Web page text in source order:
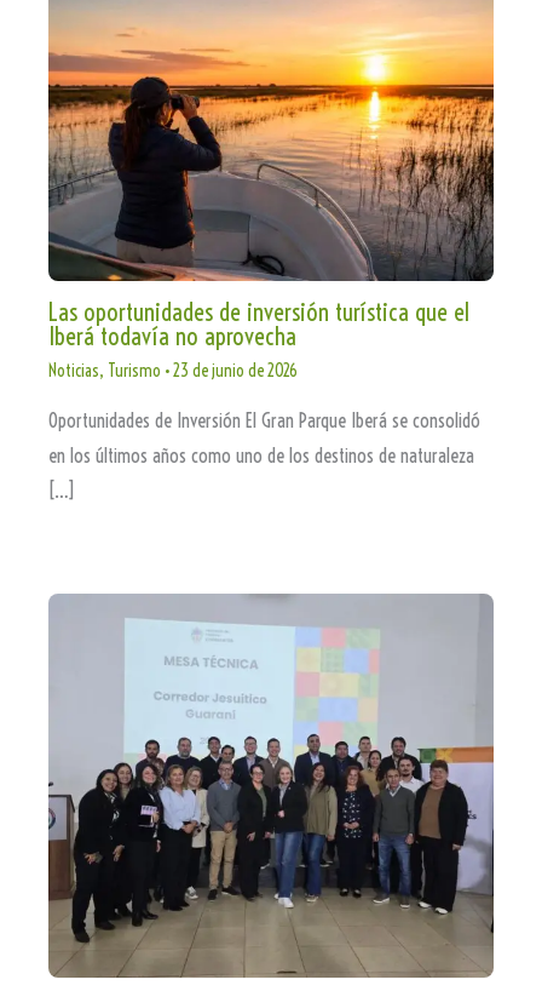
Las oportunidades de inversión turística que el
Iberá todavía no aprovecha
Noticias, Turismo •23 de junio de 2026
Oportunidades de Inversión El Gran Parque Iberá se consolidó
en los últimos años como uno de los destinos de naturaleza
[…]